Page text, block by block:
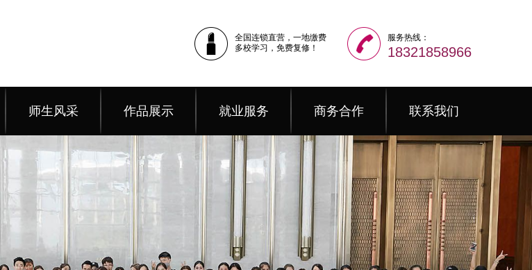
全国连锁直营，一地缴费
多校学习，免费复修！
服务热线：
18321858966
师生风采 作品展示 就业服务 商务合作 联系我们